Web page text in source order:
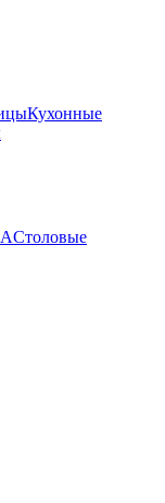
Кухонные
Столовые